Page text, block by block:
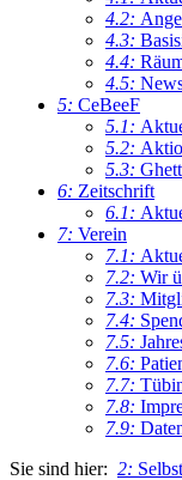
4.2:
4.3:
4.4:
4.5:
5: CeBeeF
5.1:
5.2:
5.3:
6: Zeitschrift
6.1:
7: Verein
7.1:
7.2: Wir
7.3:
7.4:
7.5:
7.6:
7.7:
7.8:
7.9:
Sie sind hier: 2: